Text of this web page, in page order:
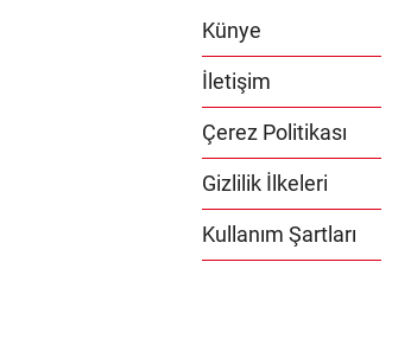
Künye
İletişim
Çerez Politikası
Gizlilik İlkeleri
Kullanım Şartları